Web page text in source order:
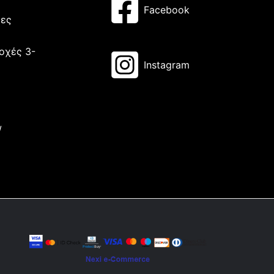
3-
Facebook
Instagram